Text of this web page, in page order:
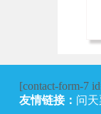
[contact-form-7
友情链接： 问天